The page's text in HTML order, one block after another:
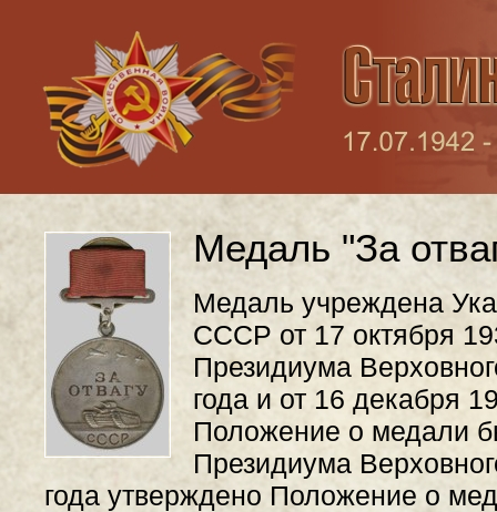
Медаль "За
Медаль учреждена
СССР от 17 октября
Президиума
года и от 16 декабря
Положение о медали
Президиума
года утверждено Положение о